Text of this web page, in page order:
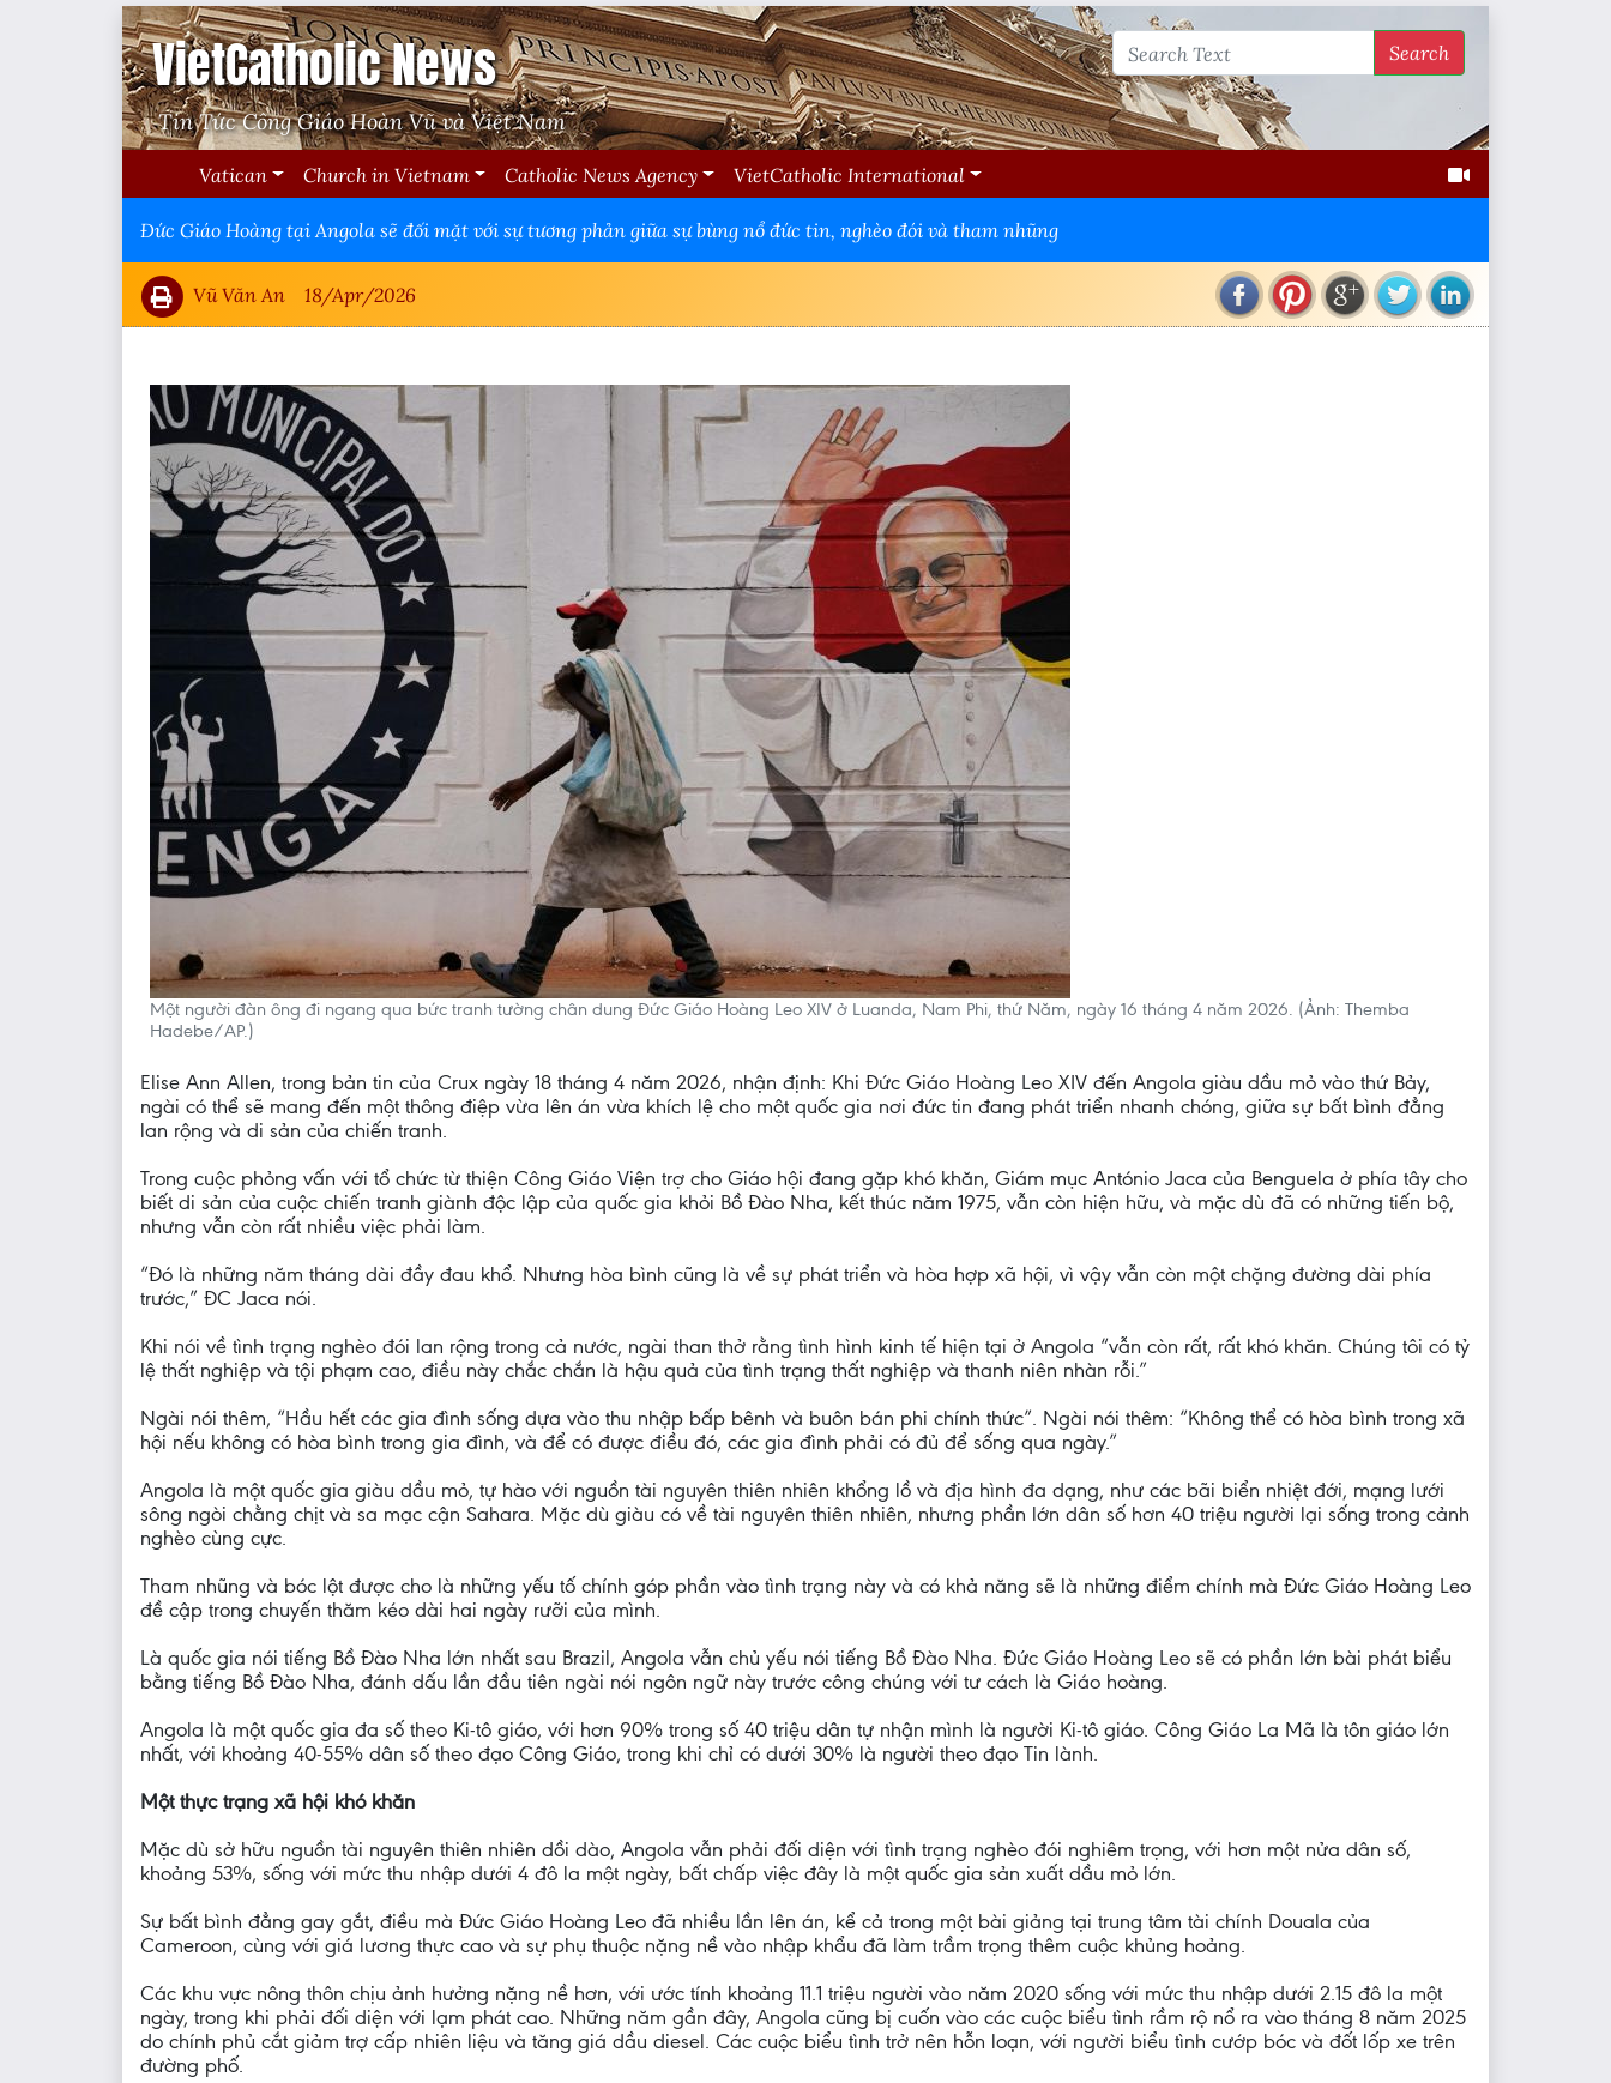
VietCatholic News
Tin Tức Công Giáo Hoàn Vũ và Việt Nam
Search
Vatican Church in Vietnam Catholic News Agency VietCatholic International
Đức Giáo Hoàng tại Angola sẽ đối mặt với sự tương phản giữa sự bùng nổ đức tin, nghèo đói và tham nhũng
Vũ Văn An 18/Apr/2026
Một người đàn ông đi ngang qua bức tranh tường chân dung Đức Giáo Hoàng Leo XIV ở Luanda, Nam Phi, thứ Năm, ngày 16 tháng 4 năm 2026. (Ảnh: Themba
Hadebe/AP.)
Elise Ann Allen, trong bản tin của Crux ngày 18 tháng 4 năm 2026, nhận định: Khi Đức Giáo Hoàng Leo XIV đến Angola giàu dầu mỏ vào thứ Bảy,
ngài có thể sẽ mang đến một thông điệp vừa lên án vừa khích lệ cho một quốc gia nơi đức tin đang phát triển nhanh chóng, giữa sự bất bình đẳng
lan rộng và di sản của chiến tranh.
Trong cuộc phỏng vấn với tổ chức từ thiện Công Giáo Viện trợ cho Giáo hội đang gặp khó khăn, Giám mục António Jaca của Benguela ở phía tây cho
biết di sản của cuộc chiến tranh giành độc lập của quốc gia khỏi Bồ Đào Nha, kết thúc năm 1975, vẫn còn hiện hữu, và mặc dù đã có những tiến bộ,
nhưng vẫn còn rất nhiều việc phải làm.
“Đó là những năm tháng dài đầy đau khổ. Nhưng hòa bình cũng là về sự phát triển và hòa hợp xã hội, vì vậy vẫn còn một chặng đường dài phía
trước,” ĐC Jaca nói.
Khi nói về tình trạng nghèo đói lan rộng trong cả nước, ngài than thở rằng tình hình kinh tế hiện tại ở Angola “vẫn còn rất, rất khó khăn. Chúng tôi có tỷ
lệ thất nghiệp và tội phạm cao, điều này chắc chắn là hậu quả của tình trạng thất nghiệp và thanh niên nhàn rỗi.”
Ngài nói thêm, “Hầu hết các gia đình sống dựa vào thu nhập bấp bênh và buôn bán phi chính thức”. Ngài nói thêm: “Không thể có hòa bình trong xã
hội nếu không có hòa bình trong gia đình, và để có được điều đó, các gia đình phải có đủ để sống qua ngày.”
Angola là một quốc gia giàu dầu mỏ, tự hào với nguồn tài nguyên thiên nhiên khổng lồ và địa hình đa dạng, như các bãi biển nhiệt đới, mạng lưới
sông ngòi chằng chịt và sa mạc cận Sahara. Mặc dù giàu có về tài nguyên thiên nhiên, nhưng phần lớn dân số hơn 40 triệu người lại sống trong cảnh
nghèo cùng cực.
Tham nhũng và bóc lột được cho là những yếu tố chính góp phần vào tình trạng này và có khả năng sẽ là những điểm chính mà Đức Giáo Hoàng Leo
đề cập trong chuyến thăm kéo dài hai ngày rưỡi của mình.
Là quốc gia nói tiếng Bồ Đào Nha lớn nhất sau Brazil, Angola vẫn chủ yếu nói tiếng Bồ Đào Nha. Đức Giáo Hoàng Leo sẽ có phần lớn bài phát biểu
bằng tiếng Bồ Đào Nha, đánh dấu lần đầu tiên ngài nói ngôn ngữ này trước công chúng với tư cách là Giáo hoàng.
Angola là một quốc gia đa số theo Ki-tô giáo, với hơn 90% trong số 40 triệu dân tự nhận mình là người Ki-tô giáo. Công Giáo La Mã là tôn giáo lớn
nhất, với khoảng 40-55% dân số theo đạo Công Giáo, trong khi chỉ có dưới 30% là người theo đạo Tin lành.
Một thực trạng xã hội khó khăn
Mặc dù sở hữu nguồn tài nguyên thiên nhiên dồi dào, Angola vẫn phải đối diện với tình trạng nghèo đói nghiêm trọng, với hơn một nửa dân số,
khoảng 53%, sống với mức thu nhập dưới 4 đô la một ngày, bất chấp việc đây là một quốc gia sản xuất dầu mỏ lớn.
Sự bất bình đẳng gay gắt, điều mà Đức Giáo Hoàng Leo đã nhiều lần lên án, kể cả trong một bài giảng tại trung tâm tài chính Douala của
Cameroon, cùng với giá lương thực cao và sự phụ thuộc nặng nề vào nhập khẩu đã làm trầm trọng thêm cuộc khủng hoảng.
Các khu vực nông thôn chịu ảnh hưởng nặng nề hơn, với ước tính khoảng 11.1 triệu người vào năm 2020 sống với mức thu nhập dưới 2.15 đô la một
ngày, trong khi phải đối diện với lạm phát cao. Những năm gần đây, Angola cũng bị cuốn vào các cuộc biểu tình rầm rộ nổ ra vào tháng 8 năm 2025
do chính phủ cắt giảm trợ cấp nhiên liệu và tăng giá dầu diesel. Các cuộc biểu tình trở nên hỗn loạn, với người biểu tình cướp bóc và đốt lốp xe trên
đường phố.